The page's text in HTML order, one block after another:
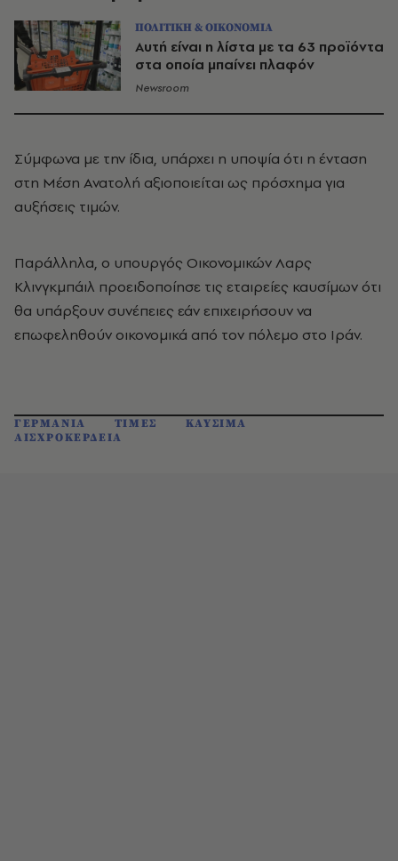
ΠΟΛΙΤΙΚΗ & ΟΙΚΟΝΟΜΙΑ
Αυτή είναι η λίστα με τα 63 προϊόντα
στα οποία μπαίνει πλαφόν
Newsroom
Σύμφωνα με την ίδια, υπάρχει η υποψία ότι η ένταση
στη Μέση Ανατολή αξιοποιείται ως πρόσχημα για
αυξήσεις τιμών.
Παράλληλα, ο υπουργός Οικονομικών Λαρς
Κλινγκμπάιλ προειδοποίησε τις εταιρείες καυσίμων ότι
θα υπάρξουν συνέπειες εάν επιχειρήσουν να
επωφεληθούν οικονομικά από τον πόλεμο στο Ιράν.
ΓΕΡΜΑΝΙΑ ΤΙΜΕΣ
ΚΑΥΣΙΜΑ
ΑΙΣΧΡΟΚΕΡΔΕΙΑ